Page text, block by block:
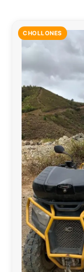
CHOLLONES